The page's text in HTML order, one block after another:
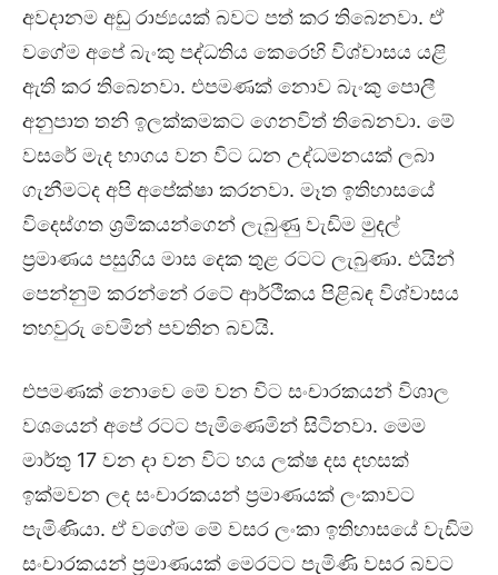
අවදානම අඩු රාජ්‍යයක් බවට පත් කර තිබෙනවා. ඒ
වගේම අපේ බැංකු පද්ධතිය කෙරෙහි විශ්වාසය යළි
ඇති කර තිබෙනවා. එපමණක් නොව බැංකු පොලී
අනුපාත තනි ඉලක්කමකට ගෙනවිත් තිබෙනවා. මේ
වසරේ මැද භාගය වන විට ධන උද්ධමනයක් ලබා
ගැනීමටද අපි අ‍පේක්ෂා කරනවා. මෑත ඉතිහාසයේ
විදෙස්ගත ශ්‍රමිකයන්ගෙන් ලැබුණු වැඩිම මුදල්
ප්‍රමාණය පසුගිය මාස දෙක තුළ රටට ලැබුණා. එයින්
පෙන්නුම් කරන්නේ රටේ ආර්ථිකය පිළිබඳ විශ්වාසය
තහවුරු වෙමින් පවතින බවයි.
එපමණක් නොවෙ මේ වන විට සංචාරකයන් විශාල
වශයෙන් අපේ රටට පැමිණෙමින් සිටිනවා. මෙම
මාර්තු 17 වන දා වන විට හය ලක්ෂ දස දහසක්
ඉක්මවන ලද සංචාරකයන් ප්‍රමාණයක් ලංකාවට
පැමිණියා. ඒ වගේම මේ වසර ලංකා ඉතිහාසයේ වැඩිම
සංචාරකයන් ප්‍රමාණයක් මෙරටට පැමිණි වසර බවට